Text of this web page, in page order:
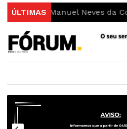
ÚLTIMAS
Manuel Neves da Conceição